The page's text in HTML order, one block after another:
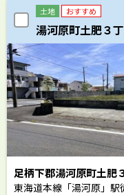
土地 おすすめ
湯河原町土肥３
足柄下郡湯河原町土肥
東海道本線「湯河原」駅